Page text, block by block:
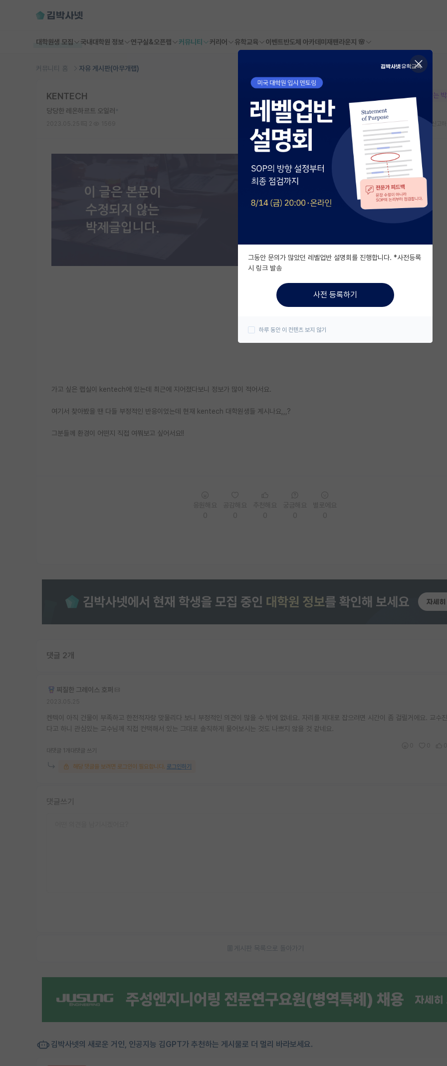
대학원생 모집 국내대학원 정보 연구실&오픈랩 커뮤니티 커리어 유학교육 이벤트반도체 아카데미 재팬라운지 🌸
커뮤니티 홈 자유 게시판(아무개랩)
본문이 수정되지 않는
KENTECH
당당한 레온하르트 오일러
스크랩 신고하
가고 싶은 랩실이 kentech에 있는데 최근에 지어졌다보니 정보가 많이 적어서요.
여기서 찾아봤을 땐 다들 부정적인 반응이었는데 현재 kentech 대학원생들 계시나요,,,?
그분들께 환경이 어떤지 직접 여쭤보고 싶어서요!!
댓글 2개
찌질한 그레이스 호퍼
켄텍이 아직 건물이 부족하고 한전적자랑 맞물리다 보니 부정적인 의견이 많을 수 밖에 없네요. 자리를 제대로 잡으려면 시간이 좀 걸릴거에요. 교수
다고 하니 관심있는 교수님께 직접 컨택해서 있는 그대로 솔직하게 물어보시는 것도 나쁘지 않을 것 같네요.
대댓글 1개 대댓글 쓰기
해당 댓글을 보려면 로그인이 필요합니다. 로그인하기
댓글쓰기
게시판 목록으로 돌아가기
김박사넷의 새로운 거인, 인공지능 김GPT가 추천하는 게시물로 더 멀리 바라보세요.
그동안 문의가 많았던 레벨업반 설명회를 진행합니다. *사전등록
시 링크 발송
사전 등록하기
하루 동안 이 컨텐츠 보지 않기